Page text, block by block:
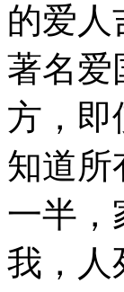
的爱人
著名爱
方，即
知道所
一半，
我，人